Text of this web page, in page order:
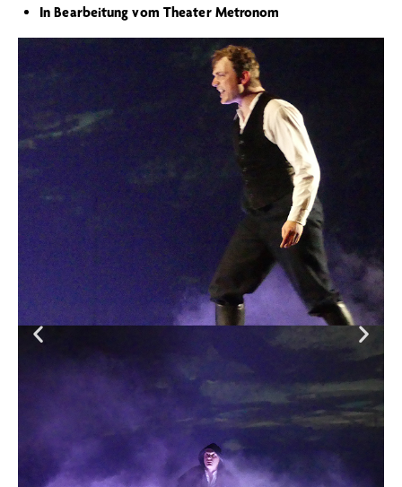
In Bearbeitung vom Theater Metronom